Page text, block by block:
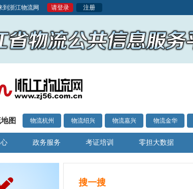
到浙江物流网 请登录 注册
图 物流杭州 物流绍兴 物流嘉兴 物流金华
政务服务 考证培训 零担大数据
搜一搜